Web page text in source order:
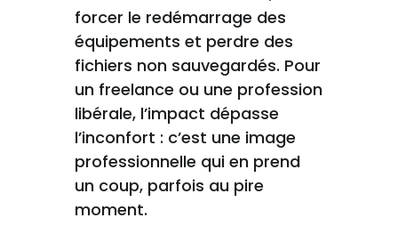
forcer le redémarrage des
équipements et perdre des
fichiers non sauvegardés. Pour
un freelance ou une profession
libérale, l’impact dépasse
l’inconfort : c’est une image
professionnelle qui en prend
un coup, parfois au pire
moment.